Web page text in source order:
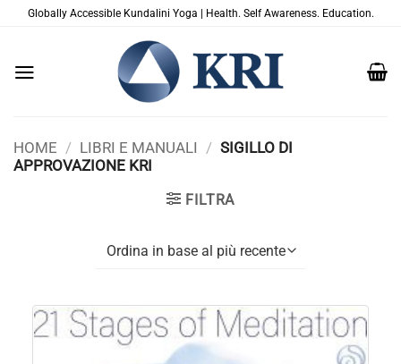
SaltaGlobally Accessible Kundalini Yoga | Health. Self Awareness. Education.
HOME / LIBRI E MANUALI / SIGILLO DI
APPROVAZIONE KRI
FILTRA